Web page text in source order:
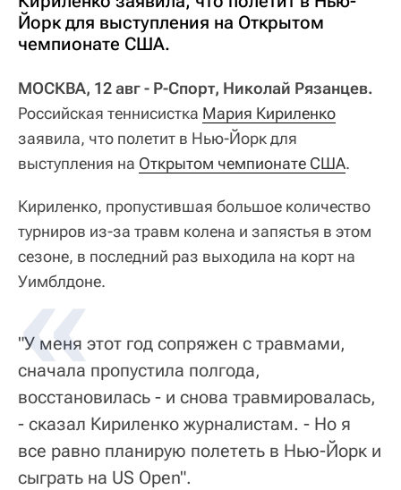
Йорк для выступления на Открытом
чемпионате США.
МОСКВА, 12 авг - Р-Спорт, Николай Рязанцев.
Российская теннисистка Мария Кириленко
заявила, что полетит в Нью-Йорк для
выступления на Открытом чемпионате США.
Кириленко, пропустившая большое количество
турниров из-за травм колена и запястья в этом
сезоне, в последний раз выходила на корт на
Уимблдоне.
"У меня этот год сопряжен с травмами,
сначала пропустила полгода,
восстановилась - и снова травмировалась,
- сказал Кириленко журналистам. - Но я
все равно планирую полететь в Нью-Йорк и
сыграть на US Open".